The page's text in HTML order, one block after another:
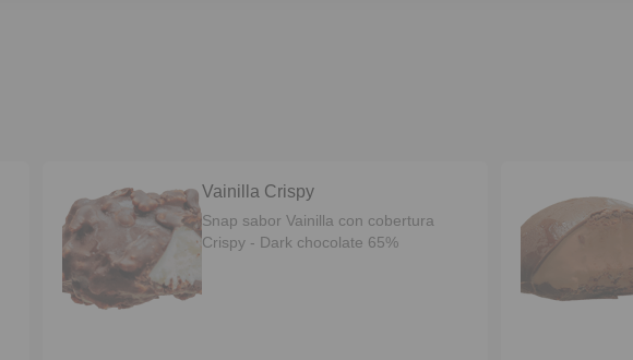
Vainilla Crispy
Snap sabor Vainilla con cobertura
Crispy - Dark chocolate 65%